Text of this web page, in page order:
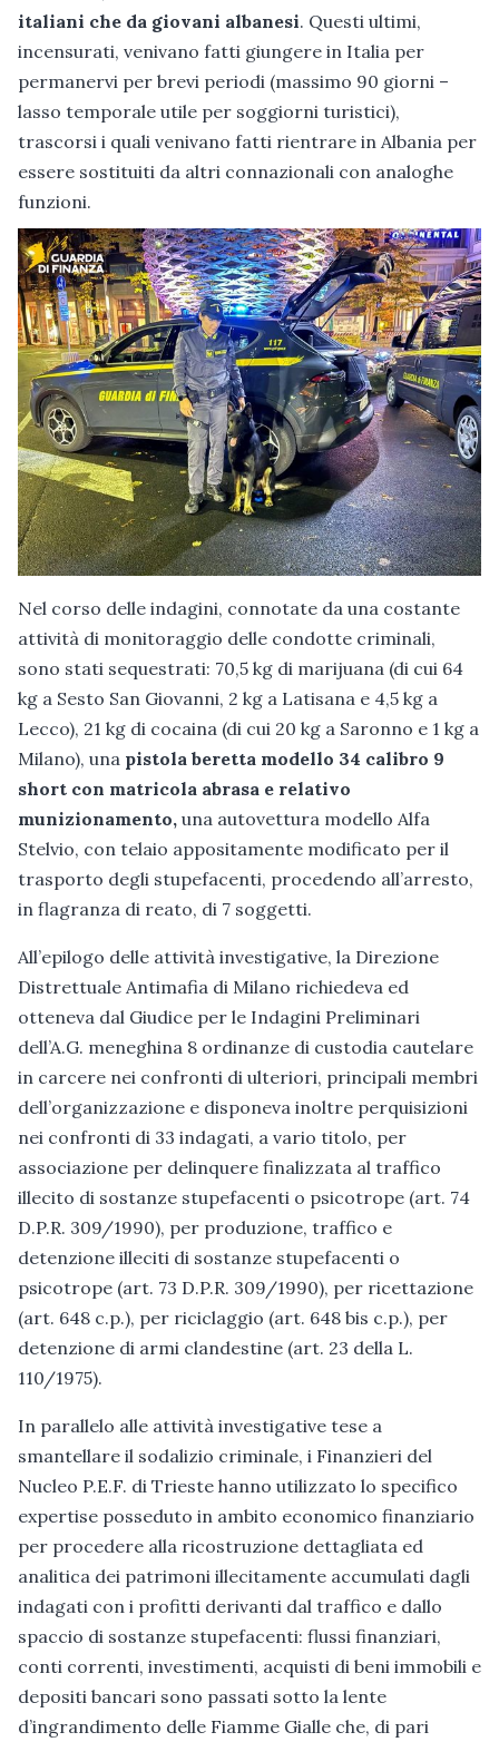
italiani che da giovani albanesi. Questi ultimi,
incensurati, venivano fatti giungere in Italia per
permanervi per brevi periodi (massimo 90 giorni –
lasso temporale utile per soggiorni turistici),
trascorsi i quali venivano fatti rientrare in Albania per
essere sostituiti da altri connazionali con analoghe
funzioni.
Nel corso delle indagini, connotate da una costante
attività di monitoraggio delle condotte criminali,
sono stati sequestrati: 70,5 kg di marijuana (di cui 64
kg a Sesto San Giovanni, 2 kg a Latisana e 4,5 kg a
Lecco), 21 kg di cocaina (di cui 20 kg a Saronno e 1 kg a
Milano), una pistola beretta modello 34 calibro 9
short con matricola abrasa e relativo
munizionamento, una autovettura modello Alfa
Stelvio, con telaio appositamente modificato per il
trasporto degli stupefacenti, procedendo all’arresto,
in flagranza di reato, di 7 soggetti.
All’epilogo delle attività investigative, la Direzione
Distrettuale Antimafia di Milano richiedeva ed
otteneva dal Giudice per le Indagini Preliminari
dell’A.G. meneghina 8 ordinanze di custodia cautelare
in carcere nei confronti di ulteriori, principali membri
dell’organizzazione e disponeva inoltre perquisizioni
nei confronti di 33 indagati, a vario titolo, per
associazione per delinquere finalizzata al traffico
illecito di sostanze stupefacenti o psicotrope (art. 74
D.P.R. 309/1990), per produzione, traffico e
detenzione illeciti di sostanze stupefacenti o
psicotrope (art. 73 D.P.R. 309/1990), per ricettazione
(art. 648 c.p.), per riciclaggio (art. 648 bis c.p.), per
detenzione di armi clandestine (art. 23 della L.
110/1975).
In parallelo alle attività investigative tese a
smantellare il sodalizio criminale, i Finanzieri del
Nucleo P.E.F. di Trieste hanno utilizzato lo specifico
expertise posseduto in ambito economico finanziario
per procedere alla ricostruzione dettagliata ed
analitica dei patrimoni illecitamente accumulati dagli
indagati con i profitti derivanti dal traffico e dallo
spaccio di sostanze stupefacenti: flussi finanziari,
conti correnti, investimenti, acquisti di beni immobili e
depositi bancari sono passati sotto la lente
d’ingrandimento delle Fiamme Gialle che, di pari